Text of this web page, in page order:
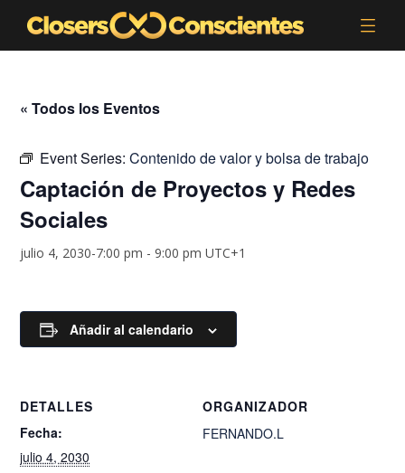
« Todos los Eventos
Event Series:Contenido de valor y bolsa de trabajo
Captación de Proyectos y Redes
Sociales
julio 4, 2030-7:00 pm -9:00 pm UTC+1
Añadir al calendario
DETALLES
Fecha:
julio 4, 2030
ORGANIZADOR
FERNANDO.L